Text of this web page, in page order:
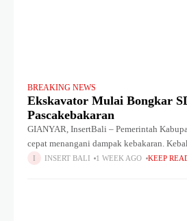
BREAKING NEWS
Ekskavator Mulai Bongkar
Pascakebakaran
GIANYAR, InsertBali – Pemerintah
cepat menangani dampak kebakaran.
melanda SD Negeri 2 Batuan, Sukawati.
INSERT BALI 1 WEEK AGO KEEP